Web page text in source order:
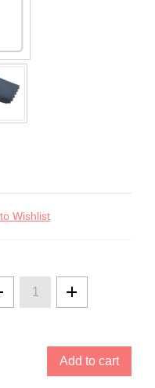
Wishlist
Add to cart